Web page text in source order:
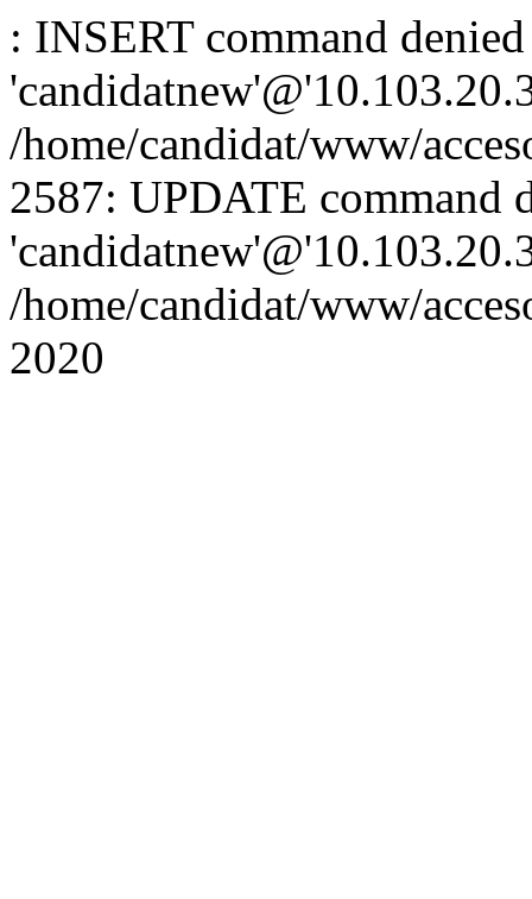
: INSERT command
/home/candidat/www/
2587: UPDATE command
/home/candidat/www/
2020